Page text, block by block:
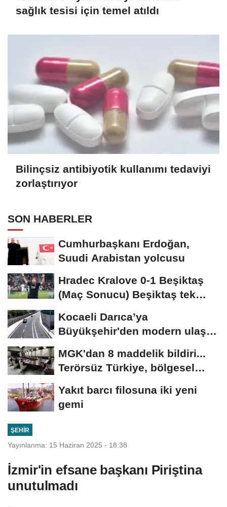
sağlık tesisi için temel atıldı
Bilinçsiz antibiyotik kullanımı tedaviyi
zorlaştırıyor
SON HABERLER
Cumhurbaşkanı Erdoğan,
Suudi Arabistan yolcusu
Hradec Kralove 0-1 Beşiktaş
(Maç Sonucu) Beşiktaş tek
Kocaeli Darıca’ya
Büyükşehir'den modern ulaşım
MGK'dan 8 maddelik bildiri...
Terörsüz Türkiye, bölgesel
Yakıt barcı filosuna iki yeni
gemi
ŞEHIR
Yayınlanma: 15 Haziran 2025 - 18:38
İzmir'in efsane başkanı Piriştina
unutulmadı